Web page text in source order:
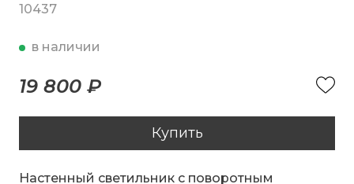
10437
в наличии
19 800 ₽
Купить
Настенный светильник с поворотным